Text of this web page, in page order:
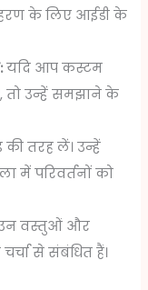
के लिए आईडी के
यदि आप कस्टम
तो उन्हें समझाने के
तरह लें। उन्हें
में परिवर्तनों को
वस्तुओं और
से संबंधित हैं।